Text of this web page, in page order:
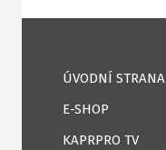
ÚVODNÍ STRANA
E-SHOP
KAPRPRO TV